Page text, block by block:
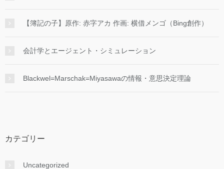
【簿記の子】原作: 赤字アカ 作画: 横借メンゴ（Bing創作）
会計学とエージェント・シミュレーション
Blackwel=Marschak=Miyasawaの情報・意思決定理論
カテゴリー
Uncategorized